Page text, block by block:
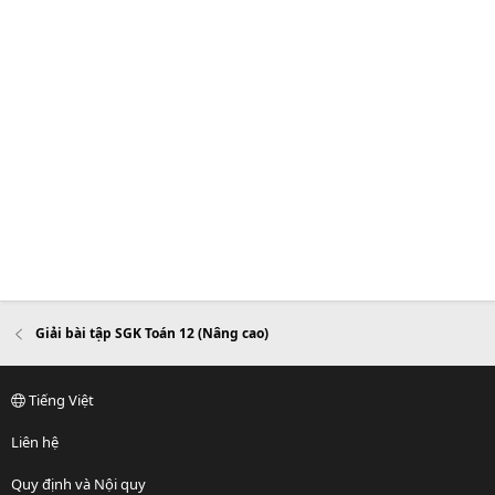
Giải bài tập SGK Toán 12 (Nâng cao)
Tiếng Việt
Liên hệ
Quy định và Nội quy